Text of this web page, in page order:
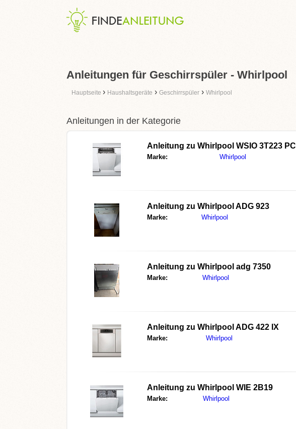
Anleitungen für Geschirrspüler - Whirlpool
Hauptseite › Haushaltsgeräte › Geschirrspüler › Whirlpool
Anleitungen in der Kategorie
Anleitung zu Whirlpool WSIO 3T223
Marke: Whirlpool
Anleitung zu Whirlpool ADG 923
Marke: Whirlpool
Anleitung zu Whirlpool adg 7350
Marke: Whirlpool
Anleitung zu Whirlpool ADG 422 IX
Marke: Whirlpool
Anleitung zu Whirlpool WIE 2B19
Marke: Whirlpool